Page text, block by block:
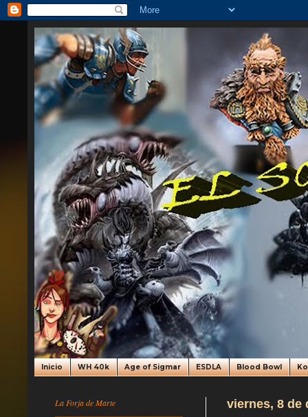
Inicio WH 40k Age of Sigmar ESDLA Blood Bowl
viernes, 8 de
La Forja de Marte